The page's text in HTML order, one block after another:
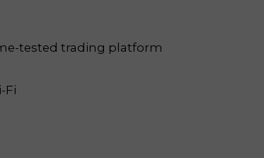
tested trading platform
Fi